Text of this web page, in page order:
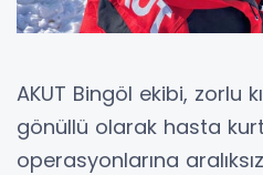
AKUT Bingöl ekibi, zorlu
gönüllü olarak hasta
operasyonlarına